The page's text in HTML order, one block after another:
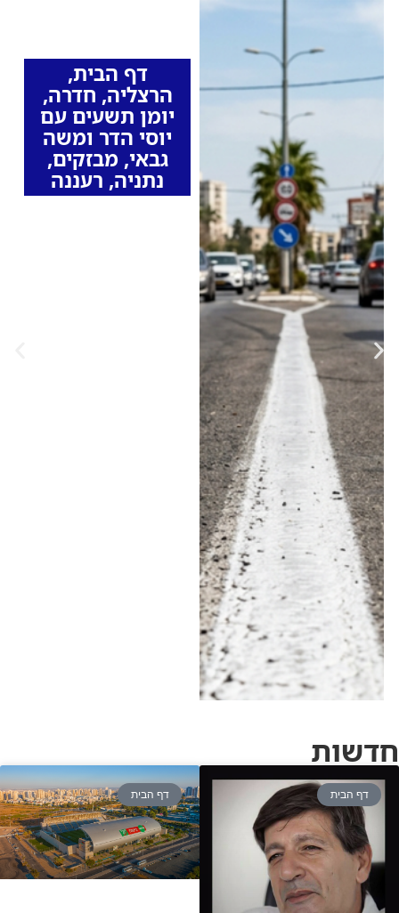
דף הבית,
הרצליה, חדרה,
יומן תשעים עם
יוסי הדר ומשה
גבאי, מבזקים,
נתניה, רעננה
חדשות
דף הבית דף הבית